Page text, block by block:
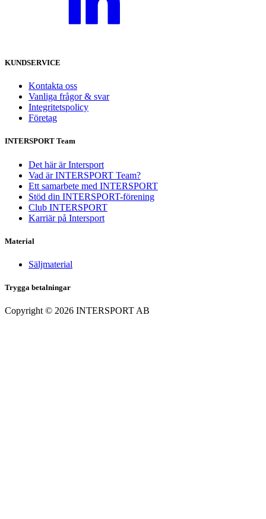
KUNDSERVICE
Kontakta oss
Vanliga frågor & svar
Integritetspolicy
Företag
INTERSPORT Team
Det här är Intersport
Vad är INTERSPORT Team?
Ett samarbete med INTERSPORT
Stöd din INTERSPORT-förening
Club INTERSPORT
Karriär på Intersport
Material
Säljmaterial
Trygga betalningar
Copyright © 2026 INTERSPORT AB